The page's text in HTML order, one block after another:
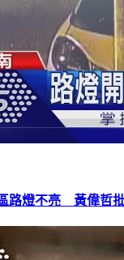
路燈不亮 黃偉哲